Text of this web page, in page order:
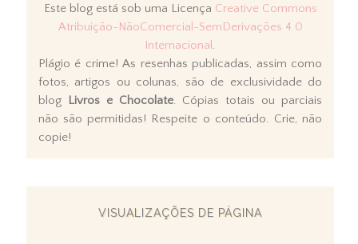
Este blog está sob uma Licença Creative Commons
Atribuição-NãoComercial-SemDerivações 4.0
Internacional .
Plágio é crime! As resenhas publicadas, assim como
fotos, artigos ou colunas, são de exclusividade do
blog Livros e Chocolate. Cópias totais ou parciais
não são permitidas! Respeite o conteúdo. Crie, não
copie!
VISUALIZAÇÕES DE PÁGINA